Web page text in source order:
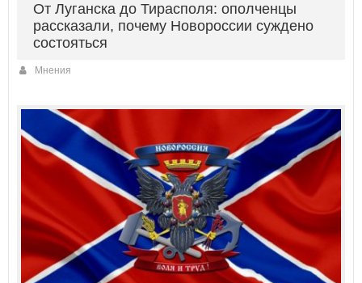
От Луганска до Тирасполя: ополченцы
рассказали, почему Новороссии суждено
состояться
Мнения